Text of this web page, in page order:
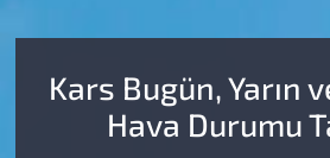
Kars Bugün, Yarın
Hava Durumu
Süper Lig Puan Durumu ve
Tüm Manşetler